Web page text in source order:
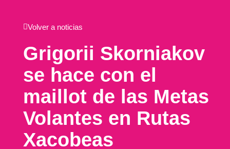
Volver a noticias
Grigorii Skorniakov
se hace con el
maillot de las Metas
Volantes en Rutas
Xacobeas